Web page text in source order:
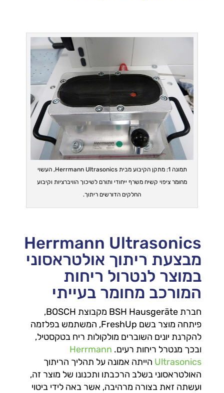
תמונה 1: מתקן הקיבוע מבית Herrmann Ultrasonics, העשוי
מחומר ציפוי קשיח משרף ייחודי ותורם לשיכוך הוויברציות וקיבוע
החלקים הדורשים ריתוך.
Herrmann Ultrasonics
מבצעת ריתוך אולטראסוני
במוצר לנטרול ריחות
המורכב מחומר בעייתי
חברת BSH Hausgeräte מקבוצת BOSCH,
פיתחה מוצר בשם FreshUp, המשתמש בפלזמה
להקרנת יונים השוברים מולקולות ריח בטקסטיל,
ובכך מנטרל ריחות רעים. Herrmann
Ultrasonics הייתה אמונה על תהליך הריתוך
האולטראסוני בשלב הרכבתו ותכנונו של מוצר זה,
ועשתה זאת בצורה מרהיבה, אשר באה לידי ביטוי